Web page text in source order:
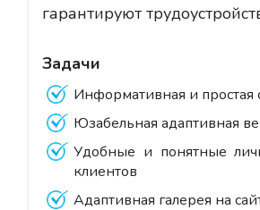
гарантируют
Задачи
Информативная и простая
Юзабельная адаптивная
Удобные и понятные
клиентов
Адаптивная галерея на